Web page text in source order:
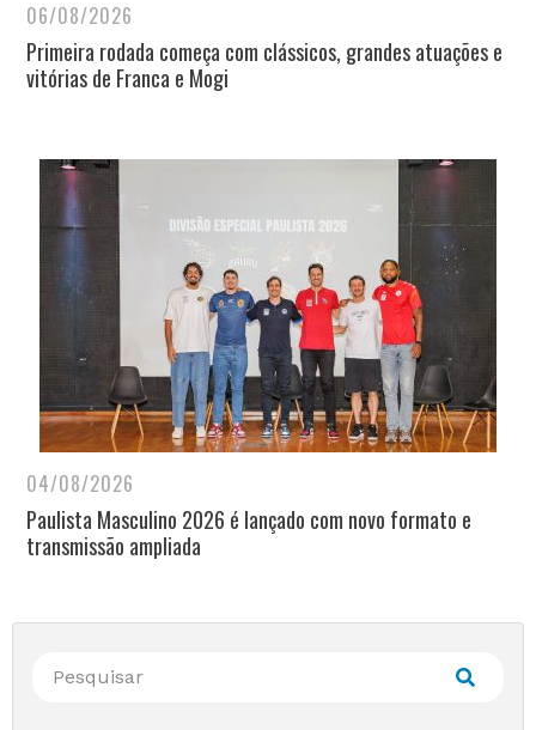
06/08/2026
Primeira rodada começa com clássicos, grandes atuações e
vitórias de Franca e Mogi
04/08/2026
Paulista Masculino 2026 é lançado com novo formato e
transmissão ampliada